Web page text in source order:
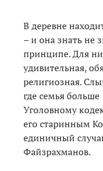
В деревне
– и она знать не
принципе. Для
удивительная,
религиозная.
где семья
Уголовному
его старинным
единичный
Файзрахманов.